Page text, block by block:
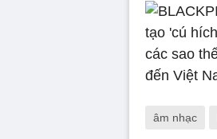
âm nhạc